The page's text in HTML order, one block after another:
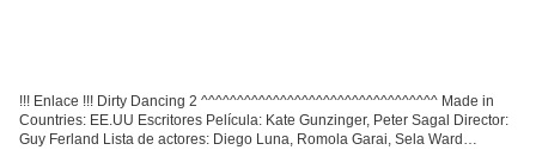
!!! Enlace !!! Dirty Dancing 2 ^^^^^^^^^^^^^^^^^^^^^^^^^^^^^^^^^ Made in
Countries: EE.UU Escritores Película: Kate Gunzinger, Peter Sagal Director:
Guy Ferland Lista de actores: Diego Luna, Romola Garai, Sela Ward